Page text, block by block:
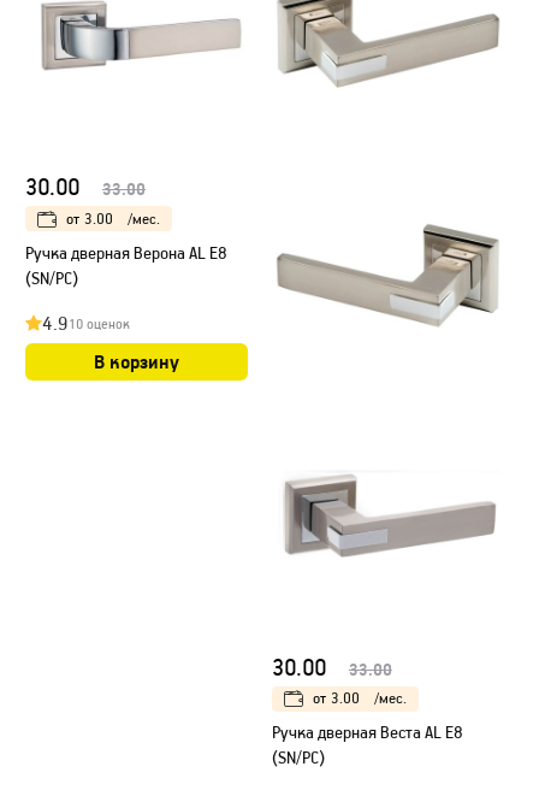
30.00 33.00
от 3.00 /мес.
Ручка дверная Верона AL E8
(SN/PC)
4.910 оценок
В корзину
30.00 33.00
от 3.00 /мес.
Ручка дверная Веста AL E8
(SN/PC)